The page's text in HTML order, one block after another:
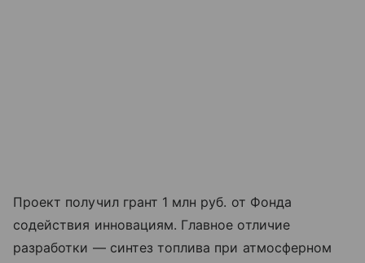
Проект получил грант 1 млн руб. от Фонда
содействия инновациям. Главное отличие
разработки — синтез топлива при атмосферном